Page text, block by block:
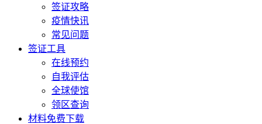
签证攻略
疫情快讯
常见问题
签证工具
在线预约
自我评估
全球使馆
领区查询
材料免费下载